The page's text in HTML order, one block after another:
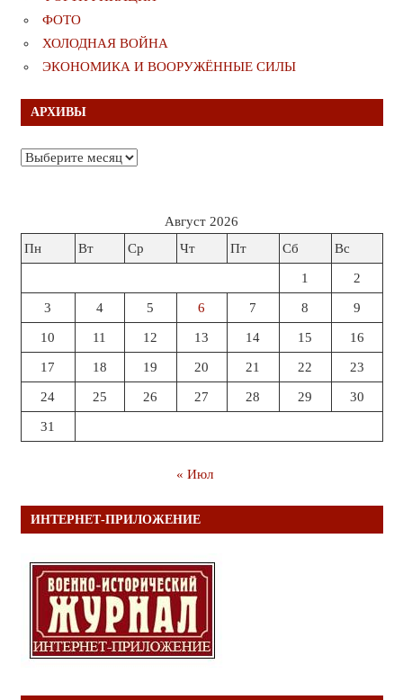
ФОТО
ХОЛОДНАЯ ВОЙНА
ЭКОНОМИКА И ВООРУЖЁННЫЕ СИЛЫ
АРХИВЫ
Архивы
Август 2026
Пн
Вт Ср Чт Пт Сб Вс
1 2
3 4 5 6 7 8 9
10 11 12 13 14 15 16
17 18 19 20 21 22 23
24 25 26 27 28 29 30
31
« Июл
ИНТЕРНЕТ-ПРИЛОЖЕНИЕ